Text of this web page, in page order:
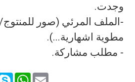
وجدت.
-الملف المرئي (صور
مطوية اشهارية...).
- مطلب مشاركة.
Skype WhatsApp